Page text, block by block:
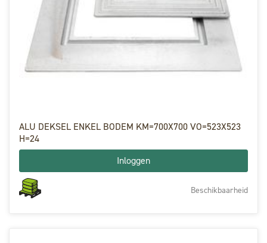
ALU DEKSEL ENKEL BODEM KM=700X700 VO=523X523
H=24
Inloggen
Beschikbaarheid